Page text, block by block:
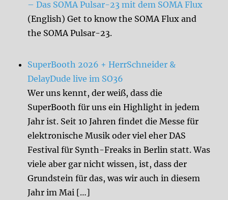
– Das SOMA Pulsar-23 mit dem SOMA Flux
(English) Get to know the SOMA Flux and
the SOMA Pulsar-23.
SuperBooth 2026 + HerrSchneider &
DelayDude live im SO36
Wer uns kennt, der weiß, dass die
SuperBooth für uns ein Highlight in jedem
Jahr ist. Seit 10 Jahren findet die Messe für
elektronische Musik oder viel eher DAS
Festival für Synth-Freaks in Berlin statt. Was
viele aber gar nicht wissen, ist, dass der
Grundstein für das, was wir auch in diesem
Jahr im Mai […]